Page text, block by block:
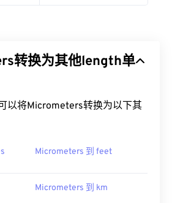
转换为其他length单
以将Micrometers转换为以下其
Micrometers 到 feet
Micrometers 到 km